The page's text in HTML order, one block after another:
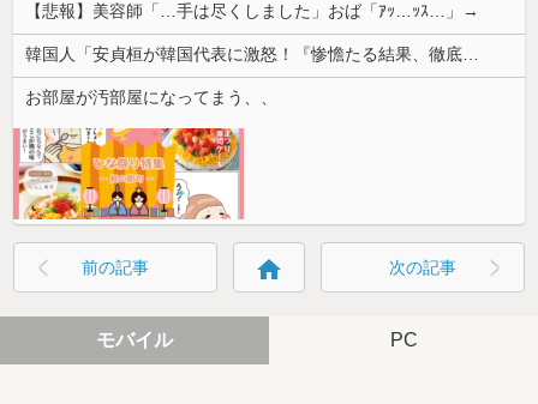
【悲報】美容師「…手は尽くしました」おば「ｱｯ…ｯｽ…」→
韓国人「安貞桓が韓国代表に激怒！『惨憺たる結果、徹底的な刷新が必要だ』と監督や協会を痛烈批判」
お部屋が汚部屋になってまう、、
前の記事 home 次の記事
モバイル PC